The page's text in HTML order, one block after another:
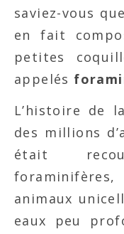
saviez-vous
en fait
petites
appelés
L’histoire de
des millions
était
animaux
eaux peu